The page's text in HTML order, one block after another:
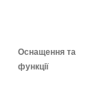
Оснащення та
функції